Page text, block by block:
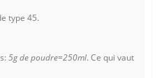
type 45.
5g de poudre=250ml. Ce qui vaut